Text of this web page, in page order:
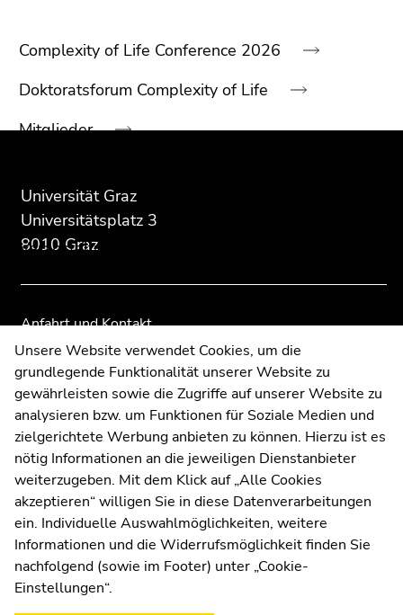
Beginn
Seitenbereichs:
Unternavigation:
Complexity of Life Conference 2026
Doktoratsforum Complexity of Life
Mitglieder
Neuigkeiten
Veranstaltungen
dieses
Seitenbereichs.
Zur
Übersicht
der
Seitenbereiche
des
Universität Graz
Universitätsplatz 3
8010 Graz
Anfahrt und Kontakt
Kommunikation und Öffentlichkeitsarbeit
Moodle
UNIGRAZonline
Impressum
Datenschutzerklärung
Cookie-Einstellungen
Barrierefreiheitserklärung
WetterstationUni Graz
dieses
Übersicht
Seitenbereiche
dieses
Übersicht
Seitenbereiche
Unsere Website verwendet Cookies, um die
grundlegende Funktionalität unserer Website zu
gewährleisten sowie die Zugriffe auf unserer Website zu
analysieren bzw. um Funktionen für Soziale Medien und
zielgerichtete Werbung anbieten zu können. Hierzu ist es
nötig Informationen an die jeweiligen Dienstanbieter
weiterzugeben. Mit dem Klick auf „Alle Cookies
akzeptieren“ willigen Sie in diese Datenverarbeitungen
ein. Individuelle Auswahlmöglichkeiten, weitere
Informationen und die Widerrufsmöglichkeit finden Sie
nachfolgend (sowie im Footer) unter „Cookie-
Einstellungen“.